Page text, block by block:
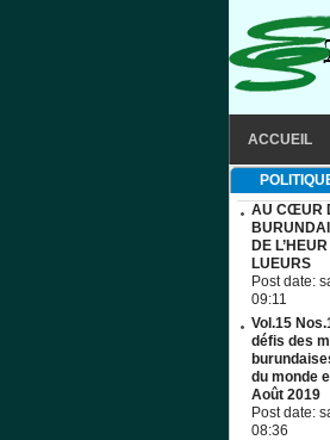
ACCUEIL
AU CŒUR
DE
LUEURS
Post date:
09:11
Vol.15
défis des
du monde
Août 2019
Post date:
08:36